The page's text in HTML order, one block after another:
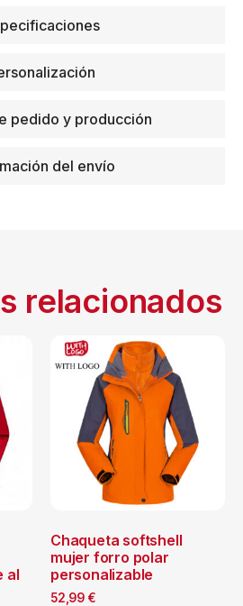
pedido y producción
del envío
relacionados
al
Chaqueta softshell
mujer forro polar
personalizable
52,99 €